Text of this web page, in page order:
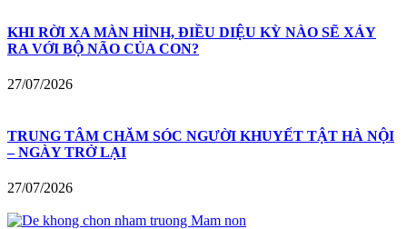
KHI RỜI XA MÀN HÌNH, ĐIỀU DIỆU KỲ NÀO SẼ XẢY
RA VỚI BỘ NÃO CỦA CON?
27/07/2026
TRUNG TÂM CHĂM SÓC NGƯỜI KHUYẾT TẬT HÀ NỘI
– NGÀY TRỞ LẠI
27/07/2026